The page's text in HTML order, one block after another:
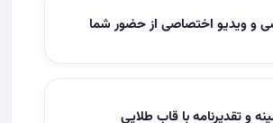
و ویدیو اختصاصی از حضور شما
و تقدیرنامه با قاب طلایی